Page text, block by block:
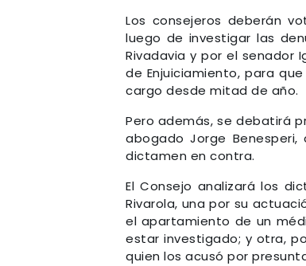
Los consejeros deberán
luego de investigar las
Rivadavia y por el senador
de Enjuiciamiento, para
cargo desde mitad de año.
Pero además, se debatirá
abogado Jorge
dictamen en contra.
El Consejo analizará los
Rivarola, una por su
el apartamiento de un
estar investigado; y otra,
quien los acusó por